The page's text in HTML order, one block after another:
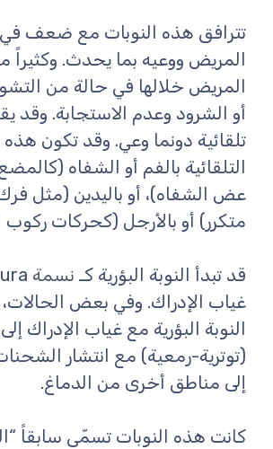
تترافق هذه النوبات مع ضعف في
المريض ووعيه بما يحدث. وكثيراً
المريض خلالها في حالة من
أو الشرود وعدم الاستجابة. وقد
تلقائية دونما وعي. وقد تكون
التلقائية بالفم أو الشفاه
عض الشفاه)، أو باليدين (مثل
متكرر) أو بالأرجل (كحركات ركوب
قد تبدأ النوبة البؤرية كـ نسمة
غياب الإدراك. وفي بعض الحالات،
النوبة البؤرية مع غياب الإدراك
(توترية-رمعية) مع انتشار الشحنات
إلى مناطق أخرى من الدماغ.
كانت هذه النوبات تسمّى سابقاً